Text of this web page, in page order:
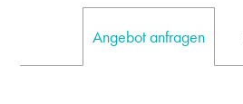
Angebot anfragen